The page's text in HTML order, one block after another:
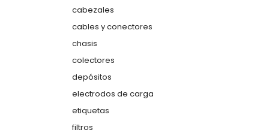
cabezales
cables y conectores
chasis
colectores
depósitos
electrodos de carga
etiquetas
filtros